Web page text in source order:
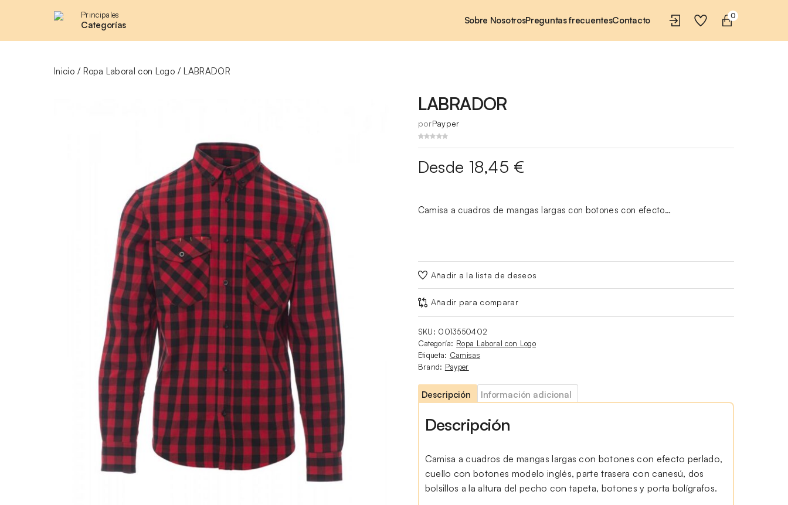
Principales
Categorías Sobre NosotrosPreguntas frecuentesContacto 0
Inicio Ropa Laboral con Logo LABRADOR
LABRADOR
porPayper
Desde 18,45 €
Camisa a cuadros de mangas largas con botones con efecto…
Añadir a la lista de deseos
Añadir para comparar
SKU: 0013550402
Categoría: Ropa Laboral con Logo
Etiqueta: Camisas
Brand: Payper
Descripción Información adicional
Descripción
Camisa a cuadros de mangas largas con botones con efecto perlado,
cuello con botones modelo inglés, parte trasera con canesú, dos
bolsillos a la altura del pecho con tapeta, botones y porta bolígrafos.